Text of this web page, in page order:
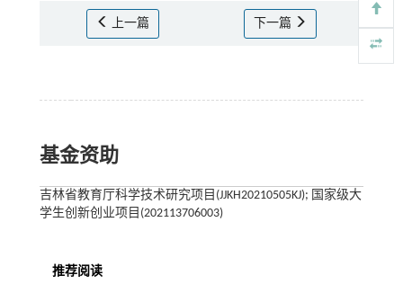
上一篇 下一篇
基金资助
吉林省教育厅科学技术研究项目(JJKH20210505KJ); 国家级大
学生创新创业项目(202113706003)